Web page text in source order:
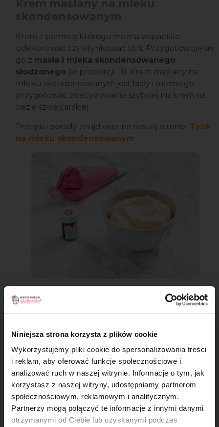
Niniejsza strona korzysta z plików cookie
Wykorzystujemy pliki cookie do spersonalizowania treści
i reklam, aby oferować funkcje społecznościowe i
analizować ruch w naszej witrynie. Informacje o tym, jak
korzystasz z naszej witryny, udostępniamy partnerom
społecznościowym, reklamowym i analitycznym.
Partnerzy mogą połączyć te informacje z innymi danymi
otrzymanymi od Ciebie lub uzyskanymi podczas
Krem z pomocą którego można wspaniale
udekorować czy otynkować tort. Przygotowuje się
go z masła i mleka skondensowanego
słodzonego (w proporcji 1:1). Krem maślany na
mleku skondensowanym jest biały i można go
przygotować zdecydowanie szybciej niż krem na
bezie szwajcarskiej.
Przepis i porady znajdziesz na naszej stronie: Tynk
na mleku skondensowanym
Krem maślany milky way
Jeśli do tej pory omijaliście krem z tynku na torcie
szansę wersjimilky way. Dzięki dodatkowi mleka
w proszku ma on subtelny, mleczny smak, który
przywodzi na myśl środek kultowych batoników –
i stąd właśnie wzięła się jego nazwa. Masło nie
wybija się tutaj na pierwszy plan, dlatego ten krem
świetnie sprawdzi się zarówno do wygładzania
tortu 🎂, jak i do dekorowania babeczek.
×